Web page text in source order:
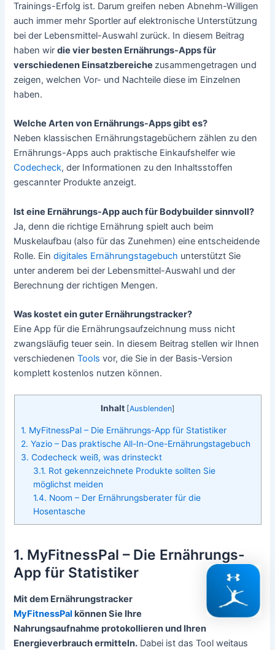
Trainings-Erfolg ist. Darum greifen neben Abnehm-Willigen
auch immer mehr Sportler auf elektronische Unterstützung
bei der Lebensmittel-Auswahl zurück. In diesem Beitrag
haben wirdie vier besten Ernährungs-Apps für
verschiedenen Einsatzbereichezusammengetragen und
zeigen, welchen Vor- und Nachteile diese im Einzelnen
haben.
Welche Arten von Ernährungs-Apps gibt es?
Neben klassischen Ernährungstagebüchern zählen zu den
Ernährungs-Apps auch praktische Einkaufshelfer wie
Codecheck, der Informationen zu den Inhaltsstoffen
gescannter Produkte anzeigt.
Ist eine Ernährungs-App auch für Bodybuilder sinnvoll?
Ja, denn die richtige Ernährung spielt auch beim
Muskelaufbau (also für das Zunehmen) eine entscheidende
Rolle. Eindigitales Ernährungstagebuch unterstützt Sie
unter anderem bei der Lebensmittel-Auswahl und der
Berechnung der richtigen Mengen.
Was kostet ein guter Ernährungstracker?
Eine App für die Ernährungsaufzeichnung muss nicht
zwangsläufig teuer sein. In diesem Beitrag stellen wir Ihnen
verschiedenenTools vor, die Sie in der Basis-Version
komplett kostenlos nutzen können.
Inhalt [Ausblenden]
1. MyFitnessPal – Die Ernährungs-App für Statistiker
2. Yazio – Das praktische All-In-One-Ernährungstagebuch
3. Codecheck weiß, was drinsteckt
3.1. Rot gekennzeichnete Produkte sollten Sie
möglichst meiden
1.4. Noom – Der Ernährungsberater für die
Hosentasche
1. MyFitnessPal – Die Ernährungs-
App für Statistiker
Mit dem Ernährungstracker
MyFitnessPal können Sie Ihre
Nahrungsaufnahme protokollieren und Ihren
Energieverbrauch ermitteln. Dabei ist das Tool weitaus